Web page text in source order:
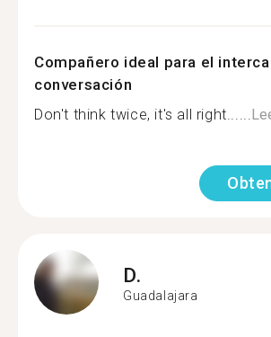
Compañero ideal para el
conversación
Don't think twice, it's all right......
D.
Guadalajara